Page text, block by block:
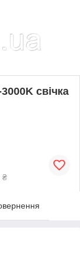
свічка
₴